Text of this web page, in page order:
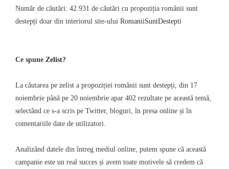
Număr de căutări: 42.931 de căutări cu propoziția românii sunt
destepți doar din interiorul site-ului RomaniiSuntDestepti
Ce spune Zelist?
La căutarea pe zelist a propoziției românii sunt destepți, din 17
noiembrie până pe 20 noiembrie apar 402 rezultate pe această temă,
selectând ce s-a scris pe Twitter, bloguri, în presa online și în
comentariile date de utilizatori.
Analizând datele din întreg mediul online, putem spune că această
campanie este un real succes și avem toate motivele să credem că